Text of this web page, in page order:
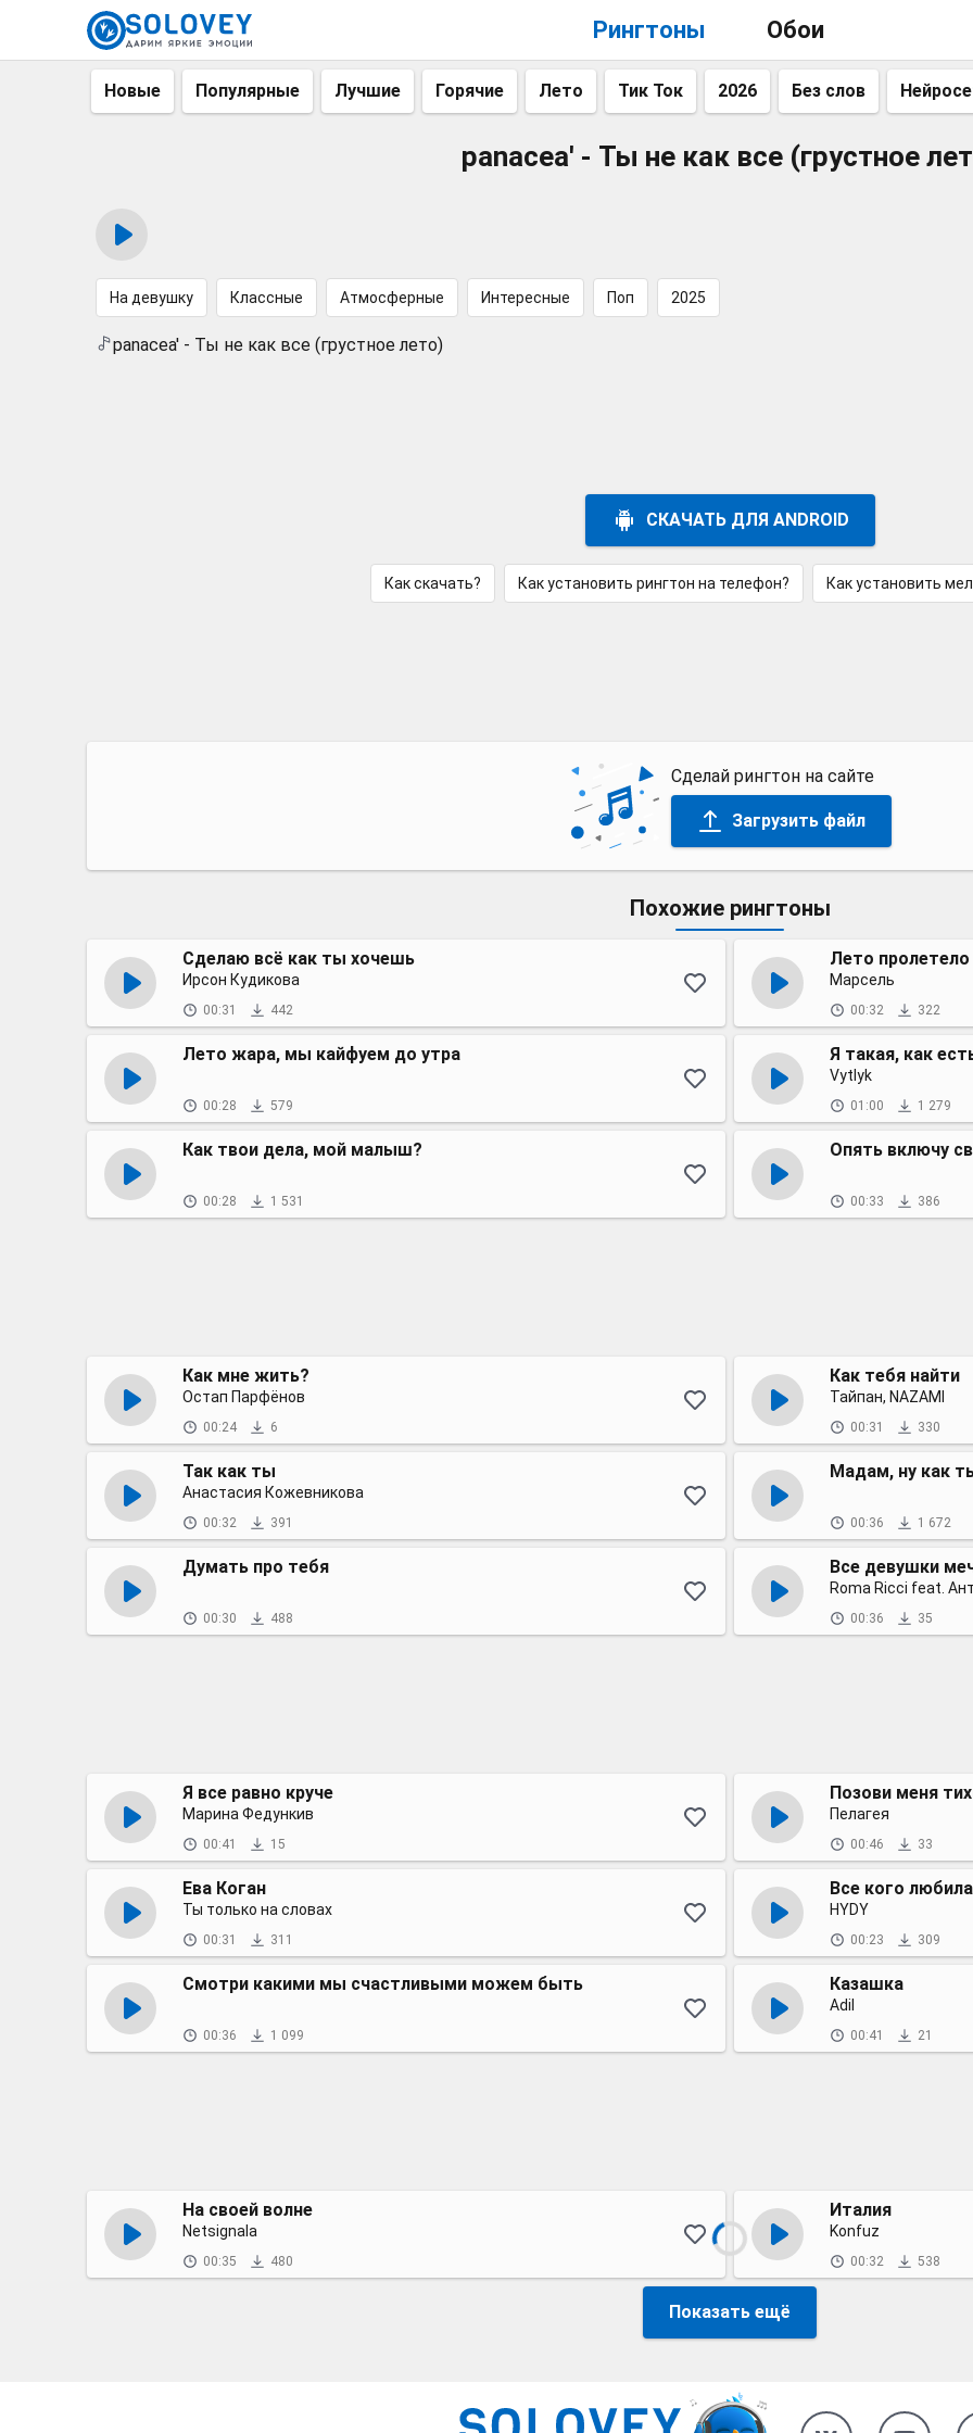
Рингтоны Обои
Новые Популярные Лучшие Горячие Лето Тик Ток 2026 Без слов
panacea' - Ты не как все (грустное
На девушку Классные Атмосферные Интересные Поп 2025
panacea' - Ты не как все (грустное лето)
СКАЧАТЬ ДЛЯ ANDROID
Как скачать? Как установить рингтон на телефон? Как установить
Сделай рингтон на сайте
Загрузить файл
Похожие рингтоны
Сделаю всё как ты хочешь
Ирсон Кудикова
00:31 442
Лето пролетело
Марсель
00:32 322
Лето жара, мы кайфуем до утра
00:28 579
Я такая, как
Vytlyk
01:00 1 279
Как твои дела, мой малыш?
00:28 1 531
Опять включу
00:33 386
Как мне жить?
Остап Парфёнов
00:24 6
Как тебя найти
Тайпан, NAZAMI
00:31 330
Так как ты
Анастасия Кожевникова
00:32 391
Мадам, ну как
00:36 1 672
Думать про тебя
00:30 488
Все девушки
Roma Ricci feat.
00:36 35
Я все равно круче
Марина Федункив
00:41 15
Позови меня
Пелагея
00:46 33
Ева Коган
Ты только на словах
00:31 311
Все кого любила
HYDY
00:23 309
Смотри какими мы счастливыми можем быть
00:36 1 099
Казашка
Adil
00:41 21
На своей волне
Netsignala
00:35 480
Италия
Konfuz
00:32 538
Показать ещё